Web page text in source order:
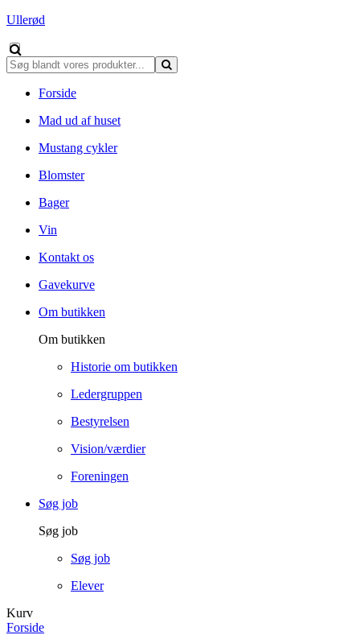
Ullerød
Forside
Mad ud af huset
Mustang cykler
Blomster
Bager
Vin
Kontakt os
Gavekurve
Om butikken
Om butikken
Historie om butikken
Ledergruppen
Bestyrelsen
Vision/værdier
Foreningen
Søg job
Søg job
Søg job
Elever
Kurv
Forside